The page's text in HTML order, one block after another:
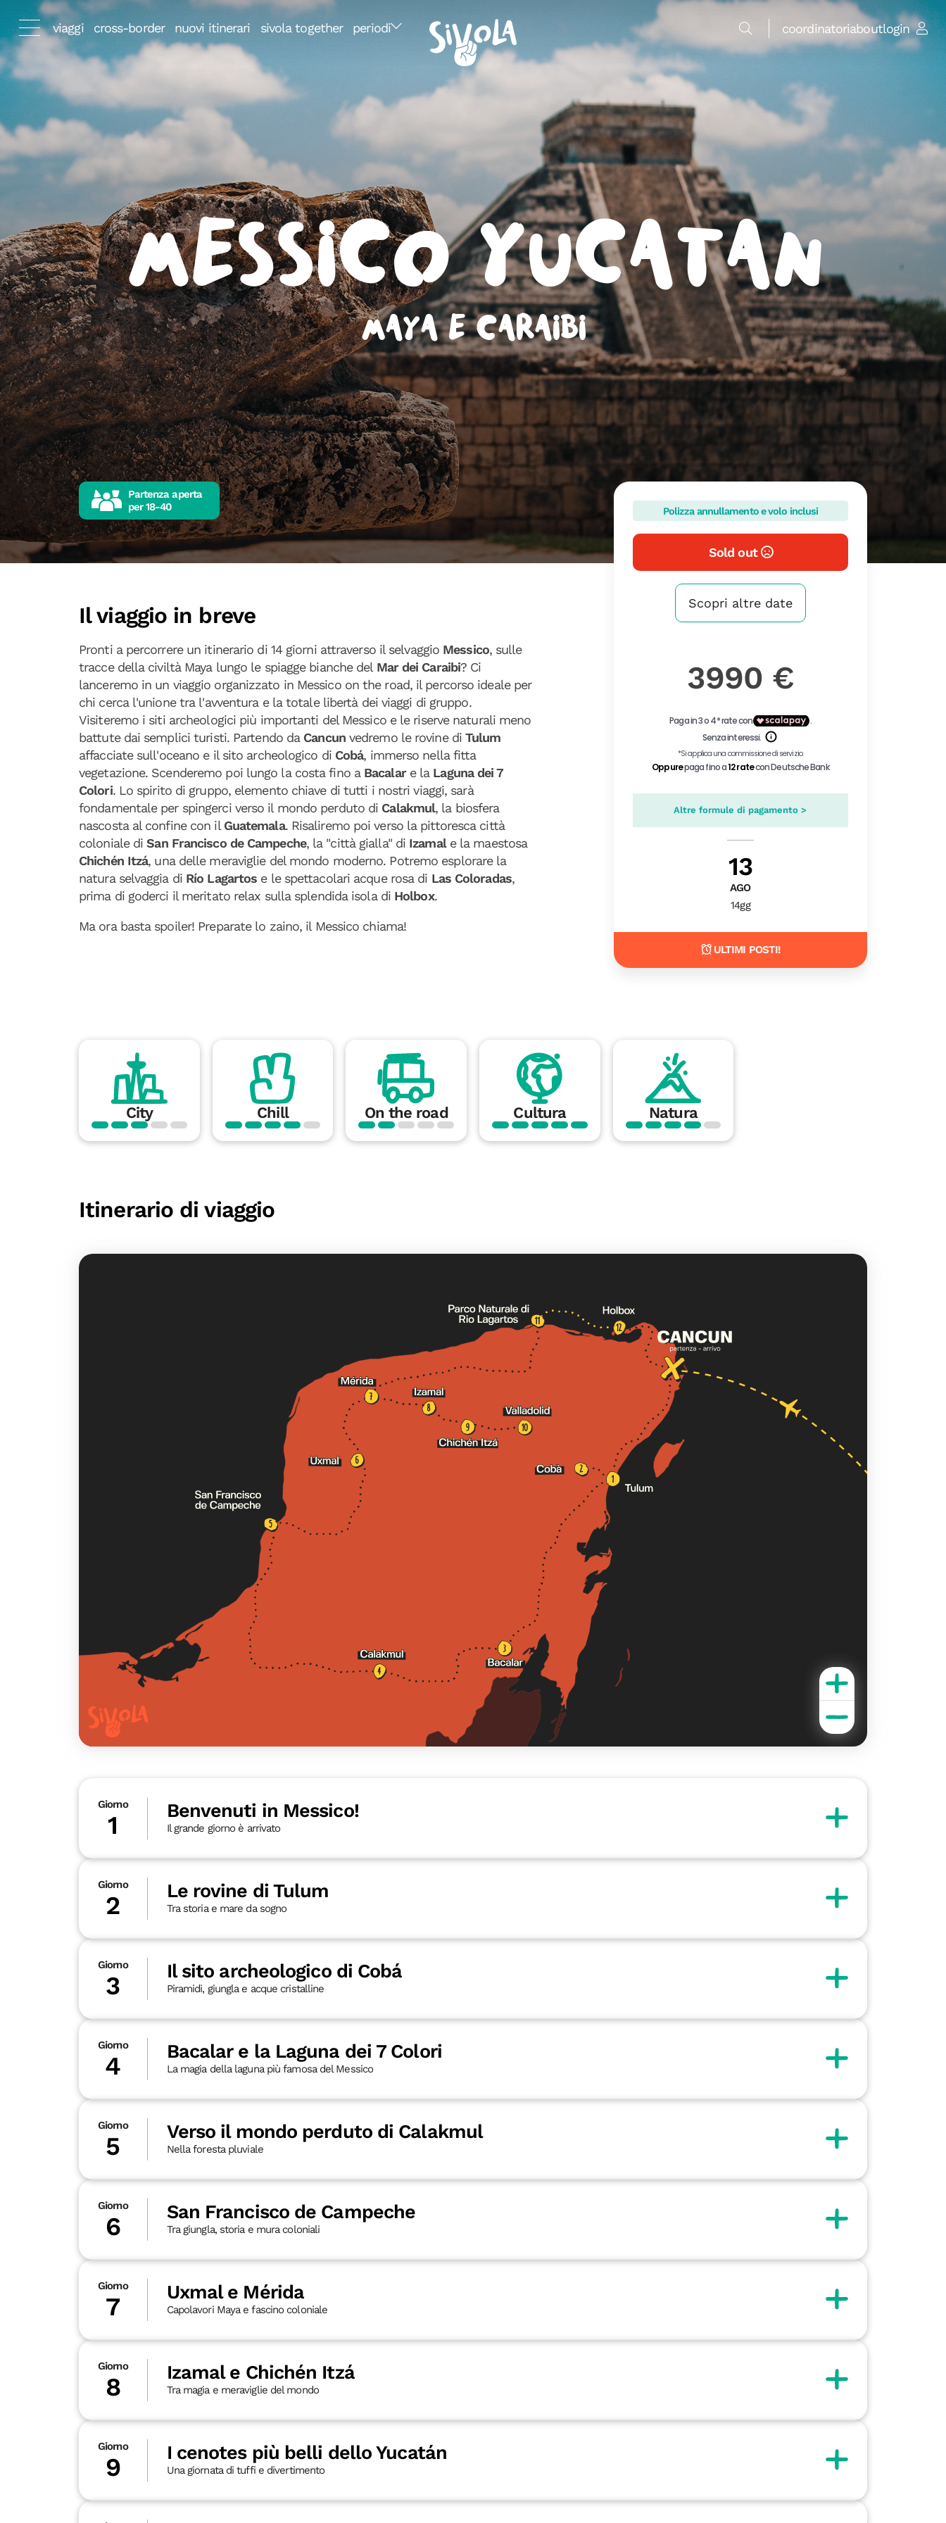
viaggi cross-border nuovi itinerari sivola together periodi coordinatoriaboutlogin
Messico Yucatán
Maya e Caraibi
Partenza aperta
per18-40
Il viaggio in breve
Pronti a percorrere un itinerario di 14 giorni attraverso il selvaggio Messico, sulle
tracce della civiltà Maya lungo le spiagge bianche del Mar dei Caraibi? Ci
lanceremo in un viaggio organizzato in Messico on the road, il percorso ideale per
chi cerca l'unione tra l'avventura e la totale libertà dei viaggi di gruppo.
Visiteremo i siti archeologici più importanti del Messico e le riserve naturali meno
battute dai semplici turisti. Partendo da Cancun vedremo le rovine diTulum
affacciate sull'oceano e il sito archeologico di Cobá, immerso nella fitta
vegetazione. Scenderemo poi lungo la costa fino a Bacalar e la Laguna dei 7
Colori. Lo spirito di gruppo, elemento chiave di tutti i nostri viaggi, sarà
fondamentale per spingerci verso il mondo perduto di Calakmul, la biosfera
nascosta al confine con il Guatemala. Risaliremo poi verso la pittoresca città
coloniale diSan Francisco de Campeche, la "città gialla" di Izamal e la maestosa
Chichén Itzá, una delle meraviglie del mondo moderno. Potremo esplorare la
natura selvaggia di Río Lagartos e le spettacolari acque rosa di Las Coloradas,
prima di goderci il meritato relax sulla splendida isola di Holbox.
Ma ora basta spoiler! Preparate lo zaino, il Messico chiama!
Polizza annullamento e volo inclusi
Sold out
Scopri altre date
3990 €
Altre formule di pagamento >
13
AGO
14gg
ULTIMI POSTI!
City Chill On the road Cultura Natura
Itinerario di viaggio
Giorno
1 Benvenuti in Messico!
Il grande giorno è arrivato
Giorno
2 Le rovine di Tulum
Tra storia e mare da sogno
Giorno
3 Il sito archeologico di Cobá
Piramidi, giungla e acque cristalline
Giorno
4 Bacalar e la Laguna dei 7 Colori
La magia della laguna più famosa del Messico
Giorno
5 Verso il mondo perduto di Calakmul
Nella foresta pluviale
Giorno
6 San Francisco de Campeche
Tra giungla, storia e mura coloniali
Giorno
7 Uxmal e Mérida
Capolavori Maya e fascino coloniale
Giorno
8 Izamal e Chichén Itzá
Tra magia e meraviglie del mondo
Giorno
9 I cenotes più belli dello Yucatán
Una giornata di tuffi e divertimento